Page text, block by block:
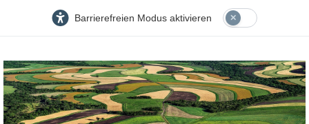
Barrierefreien Modus aktivieren